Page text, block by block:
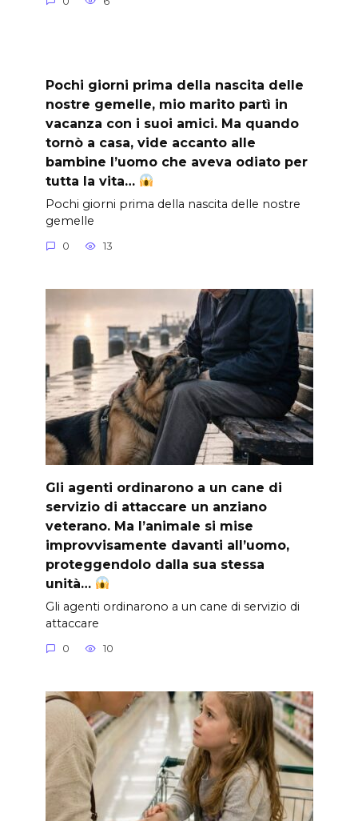
Pochi giorni prima della nascita delle
nostre gemelle, mio marito partì in
vacanza con i suoi amici. Ma quando
tornò a casa, vide accanto alle
bambine l’uomo che aveva odiato per
tutta la vita…
Pochi giorni prima della nascita delle nostre
gemelle
0 13
Gli agenti ordinarono a un cane di
servizio di attaccare un anziano
veterano. Ma l’animale si mise
improvvisamente davanti all’uomo,
proteggendolo dalla sua stessa
unità…
Gli agenti ordinarono a un cane di servizio di
attaccare
0 10